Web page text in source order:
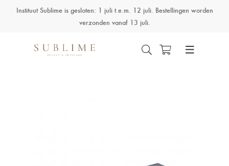
Instituut Sublime is gesloten: 1 juli t.e.m. 12 juli. Bestellingen worden
verzonden vanaf 13 juli.